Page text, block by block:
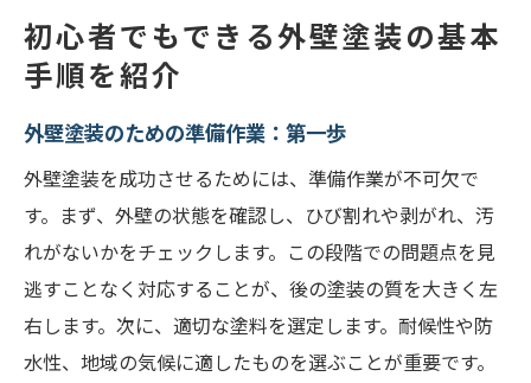
初心者でもできる外壁塗装の基本
手順を紹介
外壁塗装のための準備作業：第一歩
外壁塗装を成功させるためには、準備作業が不可欠で
す。まず、外壁の状態を確認し、ひび割れや剥がれ、汚
れがないかをチェックします。この段階での問題点を見
逃すことなく対応することが、後の塗装の質を大きく左
右します。次に、適切な塗料を選定します。耐候性や防
水性、地域の気候に適したものを選ぶことが重要です。